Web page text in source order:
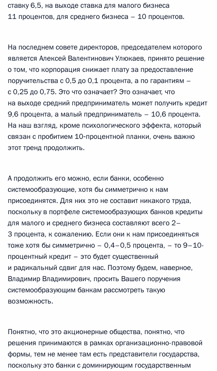
ставку 6,5, на выходе ставка для малого бизнеса
11 процентов, для среднего бизнеса – 10 процентов.
На последнем совете директоров, председателем которого
является Алексей Валентинович Улюкаев, принято решение
о том, что корпорация снижает плату за предоставление
поручительства с 0,5 до 0,1 процента, а по гарантиям –
с 0,25 до 0,75. Это что означает? Это означает, что
на выходе средний предприниматель может получить кредит
9,6 процента, а малый предприниматель – 10,6 процента.
На наш взгляд, кроме психологического эффекта, который
связан с пробитием 10‑процентной планки, очень важно
этот тренд продолжить.
А продолжить его можно, если банки, особенно
системообразующие, хотя бы симметрично к нам
присоединятся. Для них это не составит никакого труда,
поскольку в портфеле системообразующих банков кредиты
для малого и среднего бизнеса составляют всего 2–
3 процента, к сожалению. Если они к нам присоединяться
тоже хотя бы симметрично – 0,4–0,5 процента, – то 9–10-
процентный кредит – это будет существенный
и радикальный сдвиг для нас. Поэтому будем, наверное,
Владимир Владимирович, просить Вашего поручения
системообразующим банкам рассмотреть такую
возможность.
Понятно, что это акционерные общества, понятно, что
решения принимаются в рамках организационно-правовой
формы, тем не менее там есть представители государства,
поскольку это банки с доминирующим государственным